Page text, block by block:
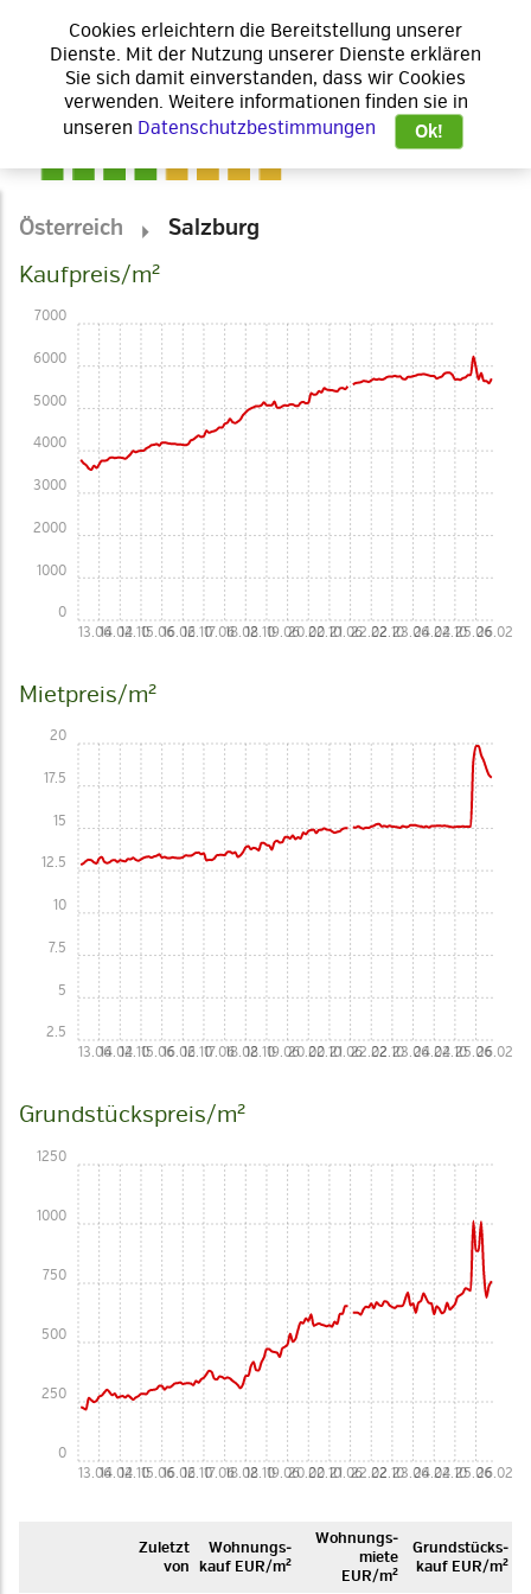
Österreich
Salzburg
Kaufpreis/m²
13.0614.0214.1015.0616.0216.1017.0618.0218.1019.0620.0220.1021.0622.0222.1023.0624.0224.1025.0626.02
0
1000
2000
3000
4000
5000
6000
7000
Mietpreis/m²
13.0614.0214.1015.0616.0216.1017.0618.0218.1019.0620.0220.1021.0622.0222.1023.0624.0224.1025.0626.02
2.5
5
7.5
10
12.5
15
17.5
20
Grundstückspreis/m²
13.0614.0214.1015.0616.0216.1017.0618.0218.1019.0620.0220.1021.0622.0222.1023.0624.0224.1025.0626.02
0
250
500
750
1000
1250
Zuletzt
von
Woh­nungs­
kauf EUR/m²
Woh­nungs­
miete
EUR/m²
Grund­stücks­
kauf EUR/m²
Cookies erleichtern die Bereitstellung unserer
Dienste. Mit der Nutzung unserer Dienste erklären
Sie sich damit einverstanden, dass wir Cookies
verwenden. Weitere informationen finden sie in
unseren Datenschutzbestimmungen Ok!